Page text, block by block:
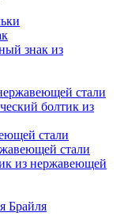
знак из
стали
болтик из
стали
стали
из нержавеющей
Брайля